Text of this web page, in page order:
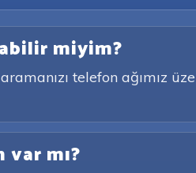
miyim?
telefon ağımız
mı?